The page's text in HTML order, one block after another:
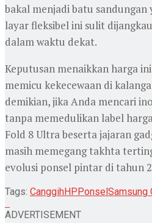
bakal menjadi batu
layar fleksibel ini sulit
dalam waktu dekat.
Keputusan menaikkan harga
memicu kekecewaan di
demikian, jika Anda mencari
tanpa memedulikan label
Fold 8 Ultra beserta jajaran
masih memegang takhta
evolusi ponsel pintar di tahun
Tags: CanggihHPPonselSamsung
ADVERTISEMENT